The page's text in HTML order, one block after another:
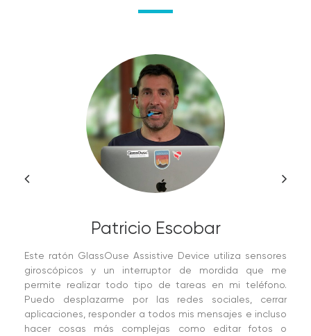
Patricio Escobar
Este ratón GlassOuse Assistive Device utiliza sensores
giroscópicos y un interruptor de mordida que me
permite realizar todo tipo de tareas en mi teléfono.
Puedo desplazarme por las redes sociales, cerrar
aplicaciones, responder a todos mis mensajes e incluso
hacer cosas más complejas como editar fotos o